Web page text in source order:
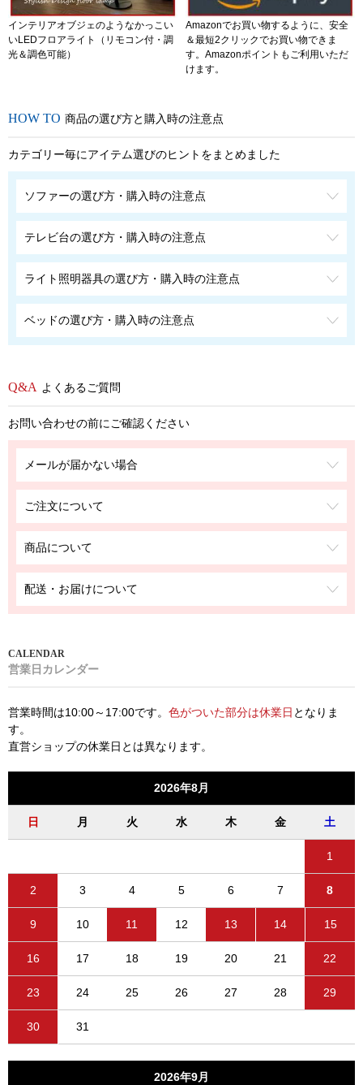
インテリアオブジェのようなかっこい
いLEDフロアライト（リモコン付・調
光＆調色可能）
Amazonでお買い物するように、安全
＆最短2クリックでお買い物できま
す。Amazonポイントもご利用いただ
けます。
商品の選び方と購入時の注意点
カテゴリー毎にアイテム選びのヒントをまとめました
ソファーの選び方・購入時の注意点
テレビ台の選び方・購入時の注意点
ライト照明器具の選び方・購入時の注意点
ベッドの選び方・購入時の注意点
よくあるご質問
お問い合わせの前にご確認ください
メールが届かない場合
ご注文について
商品について
配送・お届けについて
営業日カレンダー
営業時間は10:00～17:00です。 色がついた部分は休業日 となりま
す。
直営ショップの休業日とは異なります。
2026年8月
日 月 火 水 木 金 土
1
2 3 4 5 6 7 8
9 10 11 12 13 14 15
16 17 18 19 20 21 22
23 24 25 26 27 28 29
30 31
2026年9月